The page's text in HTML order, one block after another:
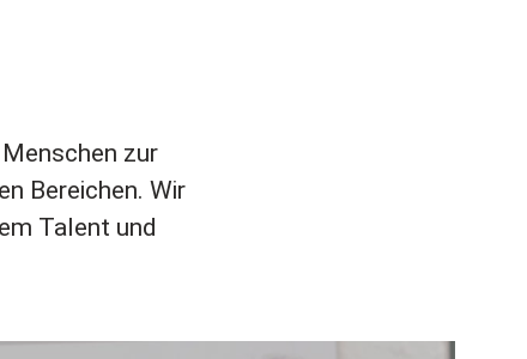
zur
Bereichen. Wir
Talent und